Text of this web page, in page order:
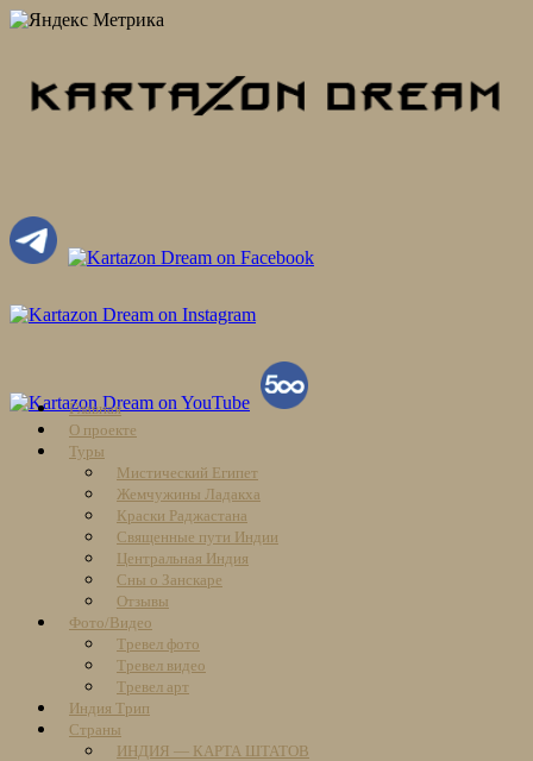
Skip
content
Главная
О проекте
Туры
Мистический Египет
Жемчужины Ладакха
Краски Раджастана
Священные пути Индии
Центральная Индия
Сны о Занскаре
Отзывы
Фото/Видео
Тревел фото
Тревел видео
Тревел арт
Индия Трип
Страны
ИНДИЯ — КАРТА ШТАТОВ